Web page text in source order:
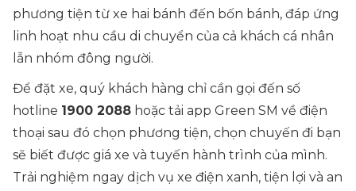
phương tiện từ xe hai bánh đến bốn bánh, đáp ứng
linh hoạt nhu cầu di chuyển của cả khách cá nhân
lẫn nhóm đông người.
Để đặt xe, quý khách hàng chỉ cần gọi đến số
hotline 1900 2088 hoặc tải app Green SM về điện
thoại sau đó chọn phương tiện, chọn chuyến đi bạn
sẽ biết được giá xe và tuyến hành trình của mình.
Trải nghiệm ngay dịch vụ xe điện xanh, tiện lợi và an